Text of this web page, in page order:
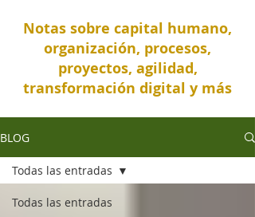
Notas sobre capital humano,
organización, procesos,
proyectos, agilidad,
transformación digital y más
BLOG
Todas las entradas
Todas las entradas